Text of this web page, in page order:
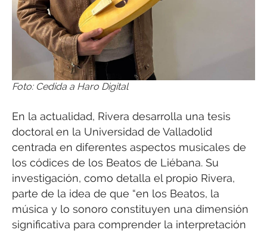
Foto: Cedida a Haro Digital
En la actualidad, Rivera desarrolla una tesis
doctoral en la Universidad de Valladolid
centrada en diferentes aspectos musicales de
los códices de los Beatos de Liébana. Su
investigación, como detalla el propio Rivera,
parte de la idea de que “en los Beatos, la
música y lo sonoro constituyen una dimensión
significativa para comprender la interpretación